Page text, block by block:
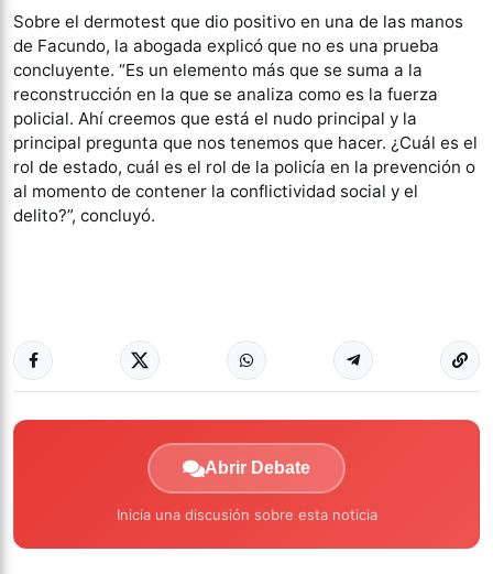
Sobre el dermotest que dio positivo en una de las manos
de Facundo, la abogada explicó que no es una prueba
concluyente. “Es un elemento más que se suma a la
reconstrucción en la que se analiza como es la fuerza
policial. Ahí creemos que está el nudo principal y la
principal pregunta que nos tenemos que hacer. ¿Cuál es el
rol de estado, cuál es el rol de la policía en la prevención o
al momento de contener la conflictividad social y el
delito?”, concluyó.
Abrir Debate
Inicia una discusión sobre esta noticia